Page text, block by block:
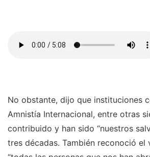
No obstante, dijo que instituciones
Amnistía Internacional, entre otras
contribuido y han sido “nuestros
tres décadas. También reconoció